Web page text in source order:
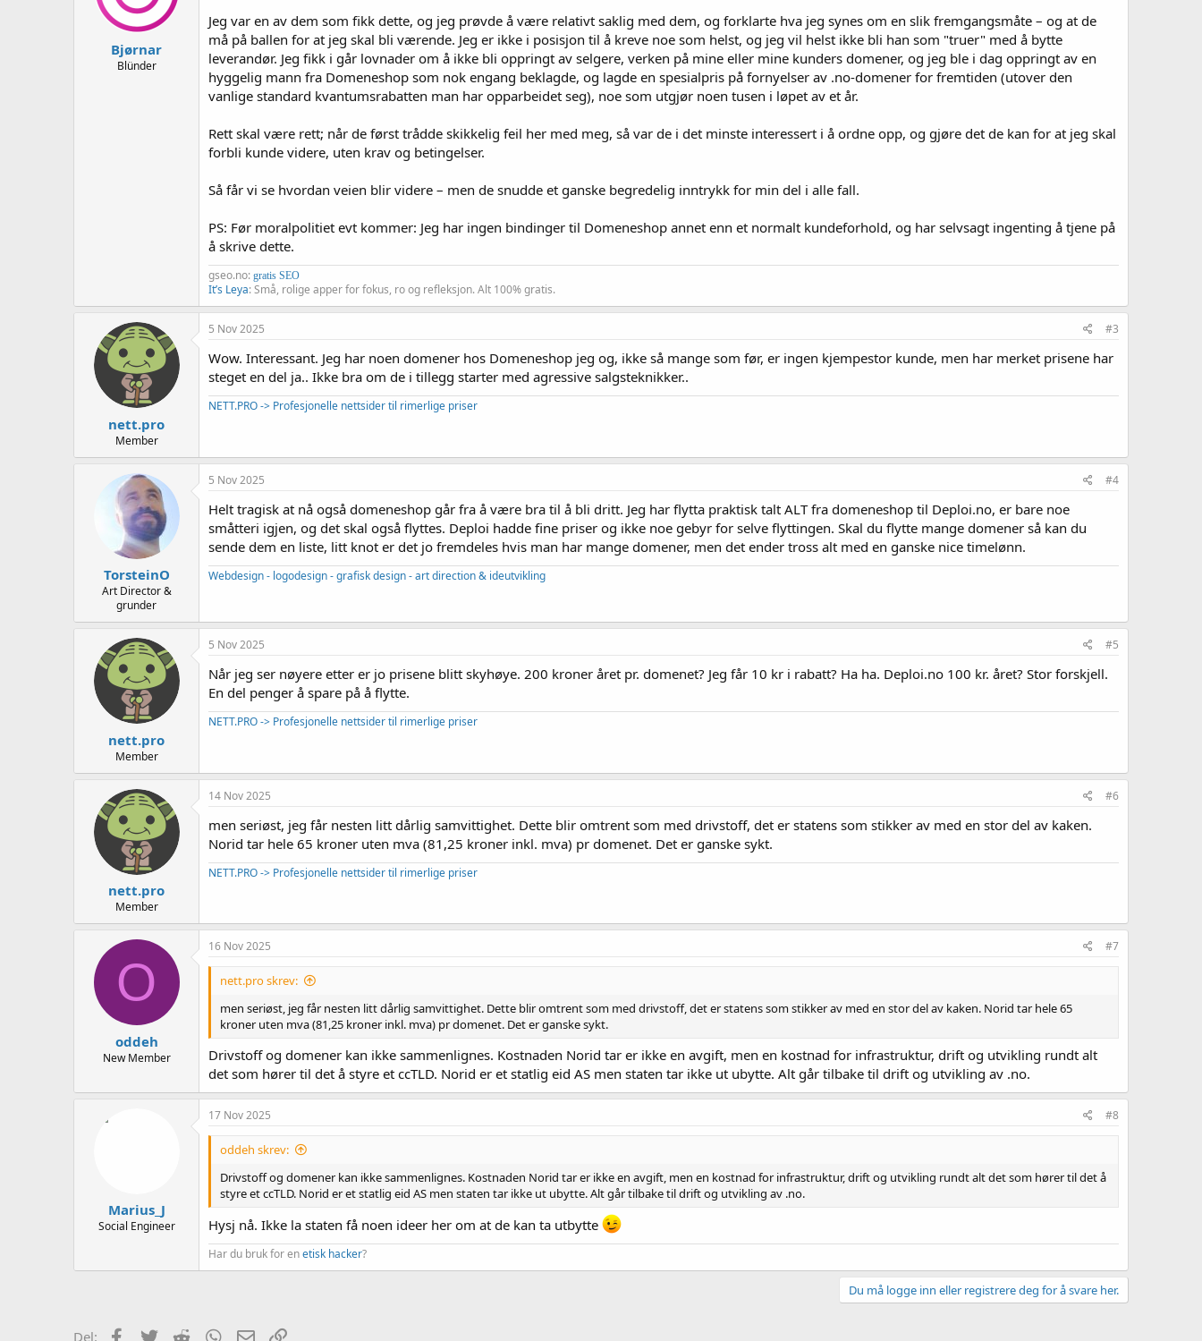
e
r
:
Bjørnar
Blünder
Jeg var en av dem som fikk dette, og jeg prøvde å være relativt saklig med dem, og forklarte hva jeg synes om en slik fremgangsmåte – og at de
må på ballen for at jeg skal bli værende. Jeg er ikke i posisjon til å kreve noe som helst, og jeg vil helst ikke bli han som "truer" med å bytte
leverandør. Jeg fikk i går lovnader om å ikke bli oppringt av selgere, verken på mine eller mine kunders domener, og jeg ble i dag oppringt av en
hyggelig mann fra Domeneshop som nok engang beklagde, og lagde en spesialpris på fornyelser av .no-domener for fremtiden (utover den
vanlige standard kvantumsrabatten man har opparbeidet seg), noe som utgjør noen tusen i løpet av et år.
Rett skal være rett; når de først trådde skikkelig feil her med meg, så var de i det minste interessert i å ordne opp, og gjøre det de kan for at jeg skal
forbli kunde videre, uten krav og betingelser.
Så får vi se hvordan veien blir videre – men de snudde et ganske begredelig inntrykk for min del i alle fall.
PS: Før moralpolitiet evt kommer: Jeg har ingen bindinger til Domeneshop annet enn et normalt kundeforhold, og har selvsagt ingenting å tjene på
å skrive dette.
gseo.no: gratis SEO
It’s Leya: Små, rolige apper for fokus, ro og refleksjon. Alt 100% gratis.
nett.pro
Member
5 Nov 2025 #3
Wow. Interessant. Jeg har noen domener hos Domeneshop jeg og, ikke så mange som før, er ingen kjempestor kunde, men har merket prisene har
steget en del ja.. Ikke bra om de i tillegg starter med agressive salgsteknikker..
NETT.PRO -> Profesjonelle nettsider til rimerlige priser
TorsteinO
Art Director &
grunder
5 Nov 2025 #4
Helt tragisk at nå også domeneshop går fra å være bra til å bli dritt. Jeg har flytta praktisk talt ALT fra domeneshop til Deploi.no, er bare noe
småtteri igjen, og det skal også flyttes. Deploi hadde fine priser og ikke noe gebyr for selve flyttingen. Skal du flytte mange domener så kan du
sende dem en liste, litt knot er det jo fremdeles hvis man har mange domener, men det ender tross alt med en ganske nice timelønn.
Webdesign - logodesign - grafisk design - art direction & ideutvikling
nett.pro
Member
5 Nov 2025 #5
Når jeg ser nøyere etter er jo prisene blitt skyhøye. 200 kroner året pr. domenet? Jeg får 10 kr i rabatt? Ha ha. Deploi.no 100 kr. året? Stor forskjell.
En del penger å spare på å flytte.
NETT.PRO -> Profesjonelle nettsider til rimerlige priser
nett.pro
Member
14 Nov 2025 #6
men seriøst, jeg får nesten litt dårlig samvittighet. Dette blir omtrent som med drivstoff, det er statens som stikker av med en stor del av kaken.
Norid tar hele 65 kroner uten mva (81,25 kroner inkl. mva) pr domenet. Det er ganske sykt.
NETT.PRO -> Profesjonelle nettsider til rimerlige priser
O
oddeh
New Member
16 Nov 2025 #7
nett.pro skrev:
men seriøst, jeg får nesten litt dårlig samvittighet. Dette blir omtrent som med drivstoff, det er statens som stikker av med en stor del av kaken. Norid tar hele 65
kroner uten mva (81,25 kroner inkl. mva) pr domenet. Det er ganske sykt.
Drivstoff og domener kan ikke sammenlignes. Kostnaden Norid tar er ikke en avgift, men en kostnad for infrastruktur, drift og utvikling rundt alt
det som hører til det å styre et ccTLD. Norid er et statlig eid AS men staten tar ikke ut ubytte. Alt går tilbake til drift og utvikling av .no.
Marius_J
Social Engineer
17 Nov 2025 #8
oddeh skrev:
Drivstoff og domener kan ikke sammenlignes. Kostnaden Norid tar er ikke en avgift, men en kostnad for infrastruktur, drift og utvikling rundt alt det som hører til det å
styre et ccTLD. Norid er et statlig eid AS men staten tar ikke ut ubytte. Alt går tilbake til drift og utvikling av .no.
Hysj nå. Ikke la staten få noen ideer her om at de kan ta utbytte
Har du bruk for enetisk hacker?
Du må logge inn eller registrere deg for å svare her.
Del: Facebook
Twitter Reddit WhatsApp
E-post